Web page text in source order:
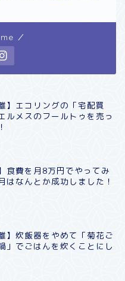
／
】エコリングの「宅配買
ルメスのフールトゥを売っ
食費を月8万円でやってみ
はなんとか成功しました！
】炊飯器をやめて「菊花ご
」でごはんを炊くことにし